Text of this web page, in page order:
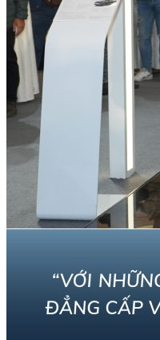
Dự toán chi phí
Đăng ký lái thử
Đặt hẹn dịch vụ
Tin tức- sự kiện
Tin tức
Khuyến mãi
Sự kiện